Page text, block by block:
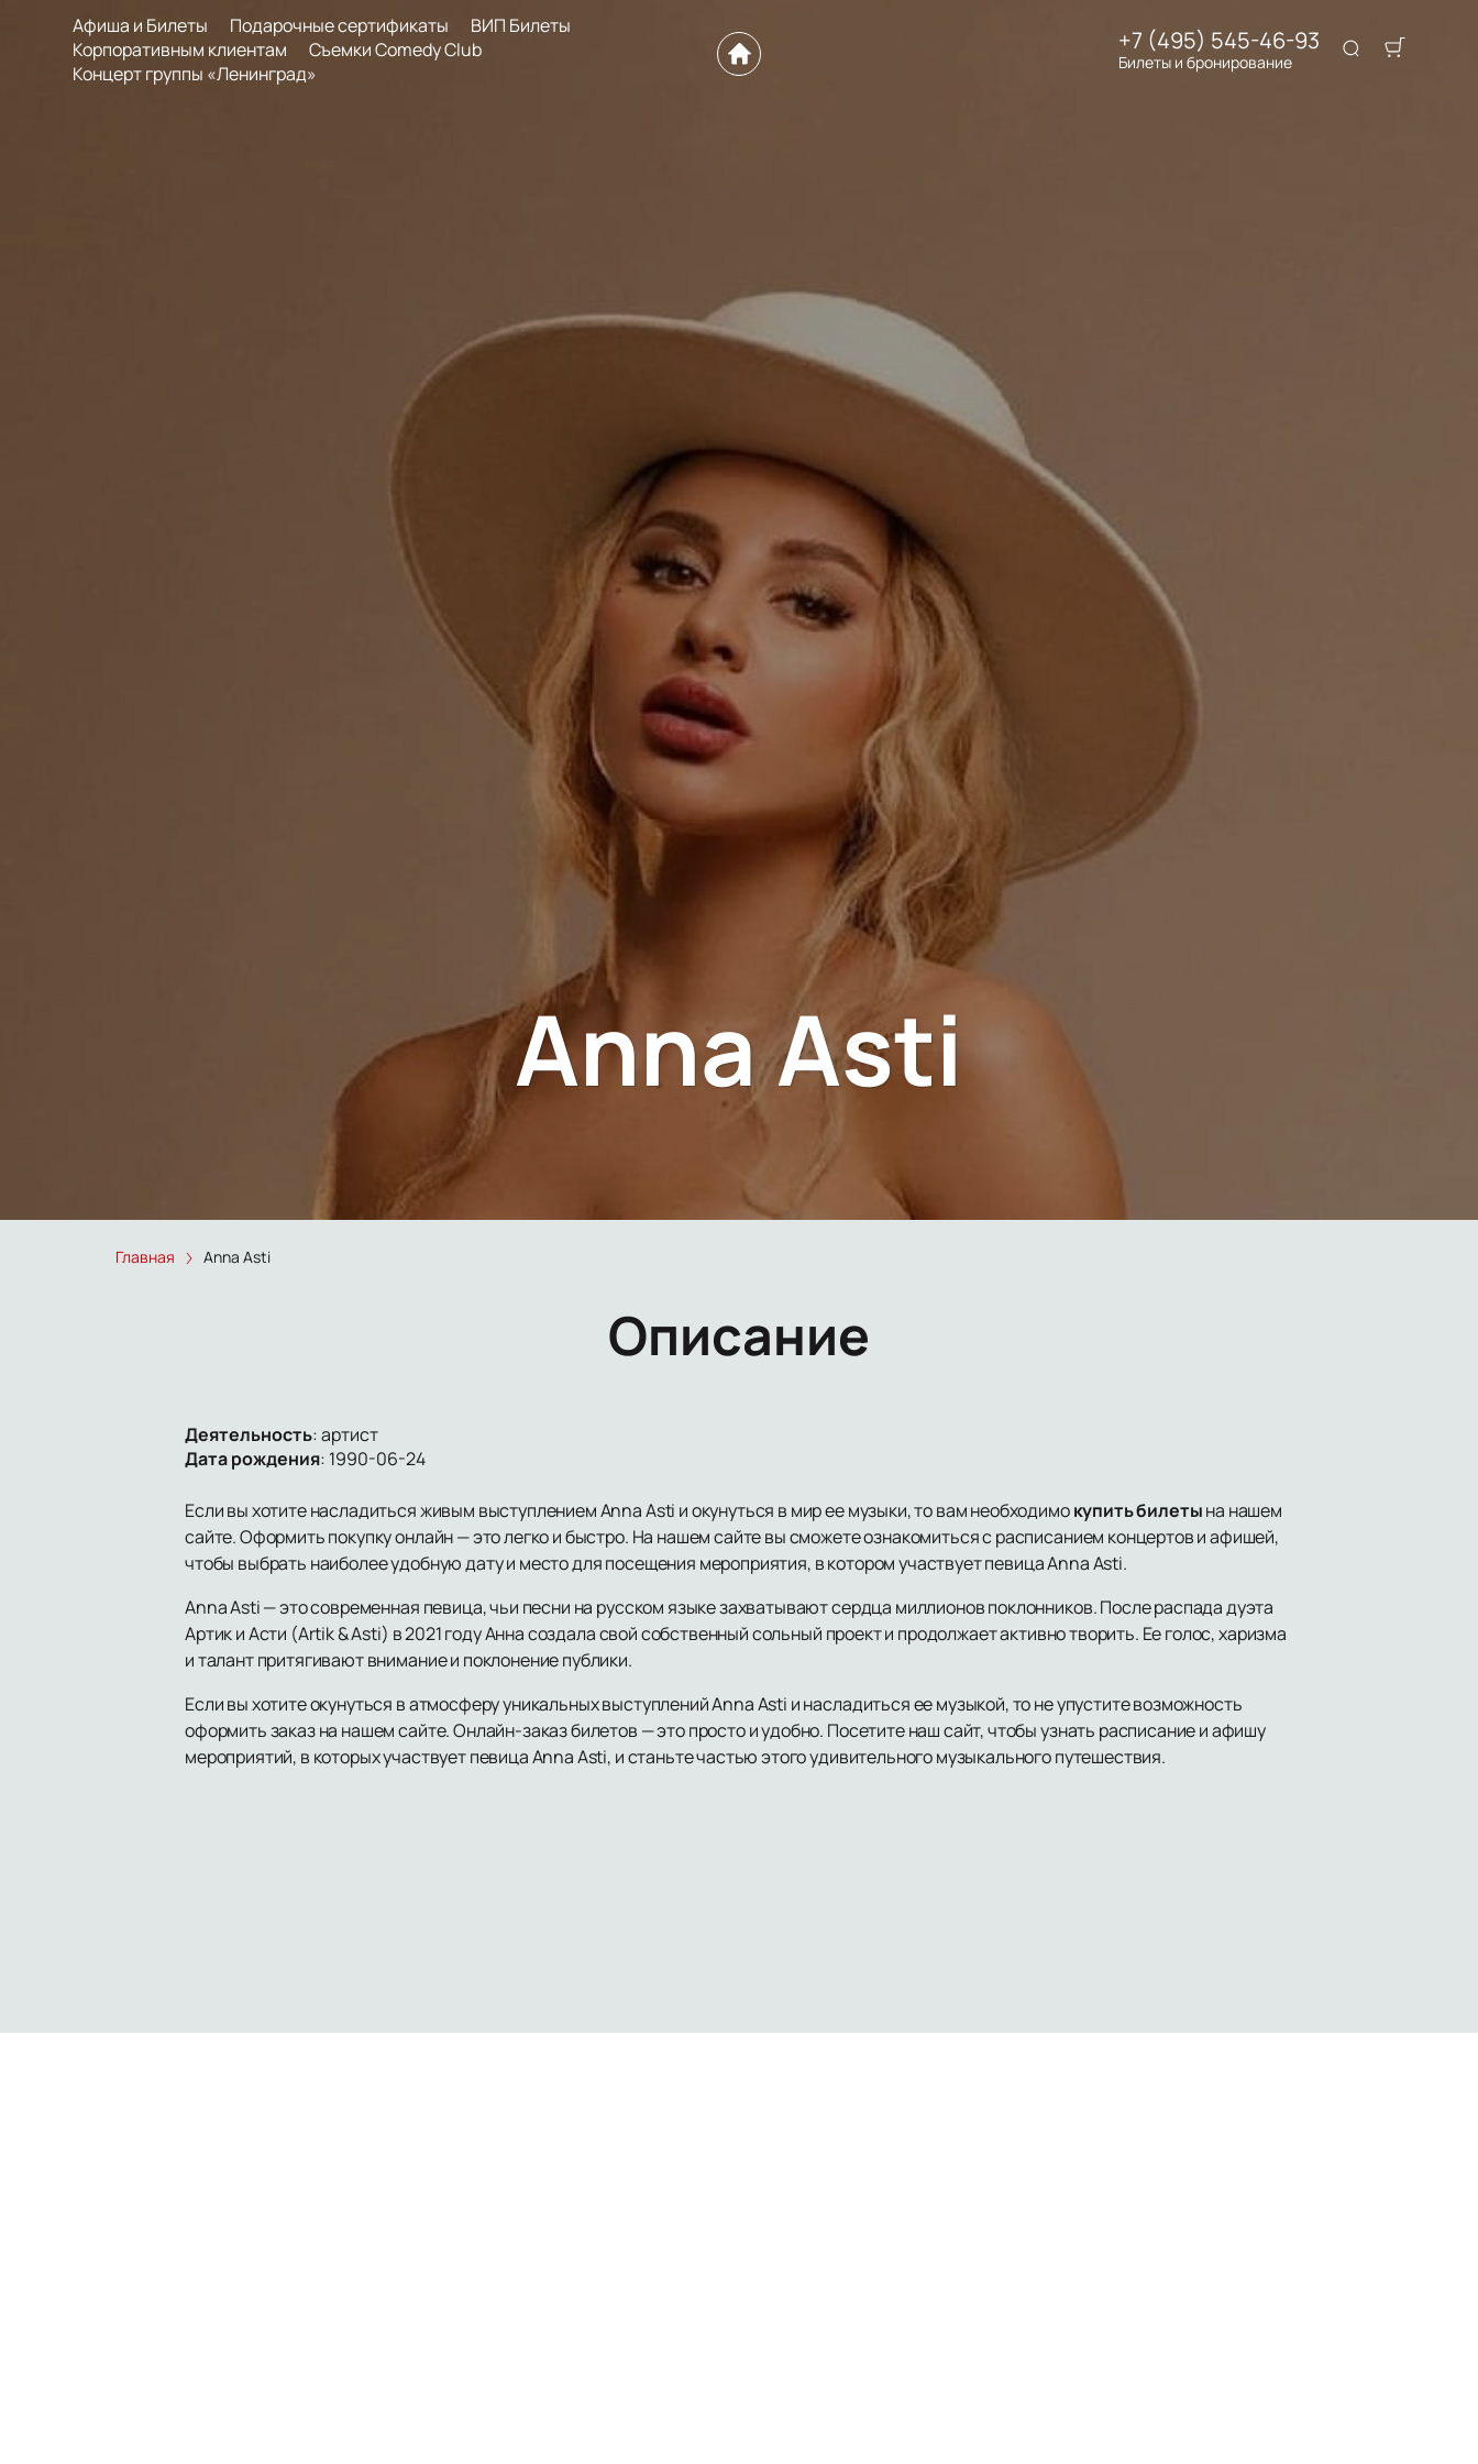
Афиша и Билеты Подарочные сертификаты
ВИП Билеты
Корпоративным клиентам
Съемки Comedy Club
Концерт группы «Ленинград»
+7 (495) 545-46-93
Билеты и бронирование
Anna Asti
Главная Anna Asti
Описание
Деятельность:артист
Дата рождения: 1990-06-24
Если вы хотите насладиться живым выступлением Anna Asti и окунуться в мир ее музыки, то вам необходимокупить билетына нашем
сайте. Оформить покупку онлайн — это легко и быстро. На нашем сайте вы сможете ознакомиться с расписанием концертов и афишей,
чтобы выбрать наиболее удобную дату и место для посещения мероприятия, в котором участвует певица Anna Asti.
Anna Asti — это современная певица, чьи песни на русском языке захватывают сердца миллионов поклонников. После распада дуэта
Артик и Асти (Artik & Asti) в 2021 году Анна создала свой собственный сольный проект и продолжает активно творить. Ее голос, харизма
и талант притягивают внимание и поклонение публики.
Если вы хотите окунуться в атмосферу уникальных выступлений Anna Asti и насладиться ее музыкой, то не упустите возможность
оформить заказ на нашем сайте. Онлайн-заказ билетов — это просто и удобно. Посетите наш сайт, чтобы узнать расписание и афишу
мероприятий, в которых участвует певица Anna Asti, и станьте частью этого удивительного музыкального путешествия.